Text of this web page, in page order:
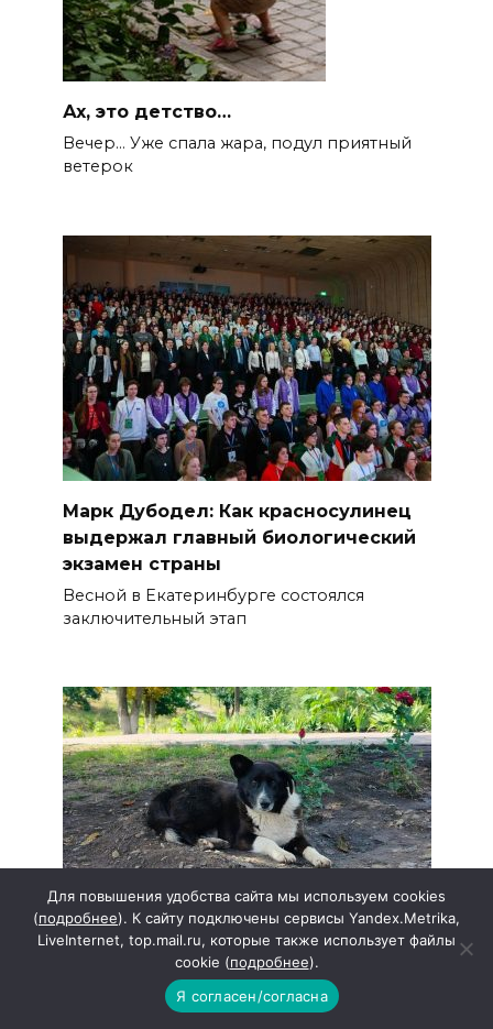
Ах, это детство…
Вечер… Уже спала жара, подул приятный
ветерок
Марк Дубодел: Как красносулинец
выдержал главный биологический
экзамен страны
Весной в Екатеринбурге состоялся
заключительный этап
Собака — друг или недруг?
Жизненные наблюдения показали, что
присутствие домашних
Для повышения удобства сайта мы используем cookies
(подробнее). К сайту подключены сервисы Yandex.Metrika,
LiveInternet, top.mail.ru, которые также использует файлы
cookie (подробнее).
Я согласен/согласна